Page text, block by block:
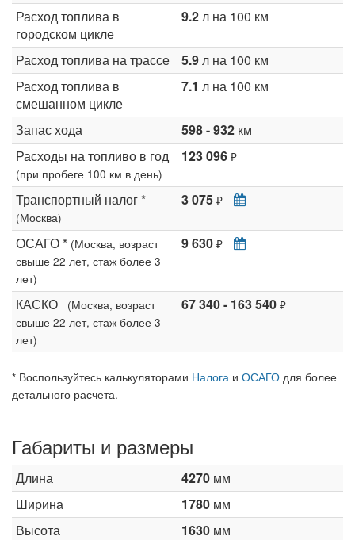
Расход топлива в
городском цикле
9.2л на 100 км
Расход топлива на трассе 5.9л на 100 км
Расход топлива в
смешанном цикле
7.1 л на 100 км
Запас хода 598 - 932 км
Расходы на топливо в год
(при пробеге 100 км в день)
123 096 ₽
Транспортный налог *
(Москва)
3 075 ₽
ОСАГО * (Москва, возраст
свыше 22 лет, стаж более 3
лет)
9 630 ₽
КАСКО
(Москва, возраст
свыше 22 лет, стаж более 3
лет)
67 340 - 163 540 ₽
* Воспользуйтесь калькуляторами Налога и ОСАГО для более
детального расчета.
Габариты и размеры
Длина 4270 мм
Ширина
1780 мм
Высота
1630 мм